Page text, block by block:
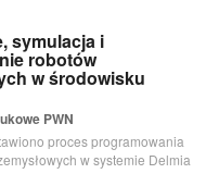
symulacja i
robotów
w środowisku
PWN
proces programowania
w systemie Delmia